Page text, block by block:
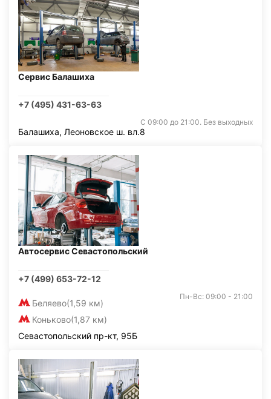
Сервис Балашиха
+7 (495) 431-63-63
С 09:00 до 21:00. Без выходных
Балашиха, Леоновское ш. вл.8
Автосервис Севастопольский
+7 (499) 653-72-12
Беляево(1,59 км)
Коньково(1,87 км)
Пн-Вс: 09:00 - 21:00
Севастопольский пр-кт, 95Б